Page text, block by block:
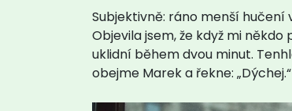
Subjektivně: ráno menší
Objevila jsem, že když mi
uklidní během dvou minut.
obejme Marek a řekne: